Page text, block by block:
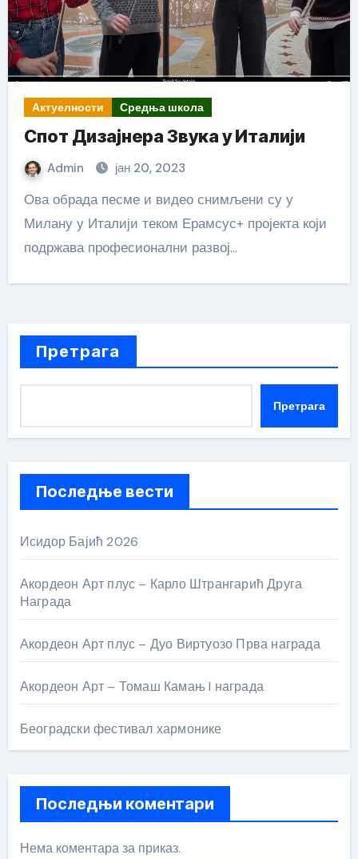
Актуелности Средња школа
Спот Дизајнера Звука у Италији
Admin јан 20, 2023
Ова обрада песме и видео снимљени су у
Милану у Италији теком Ерамсус+ пројекта који
подржава професионални развој…
Претрага
Претрага
Последње вести
Исидор Бајић 2026
Акордеон Арт плус – Карло Штрангарић Друга
Награда
Акордеон Арт плус – Дуо Виртуозо Прва награда
Акордеон Арт – Томаш Камањ I награда
Београдски фестивал хармонике
Последњи коментари
Нема коментара за приказ.